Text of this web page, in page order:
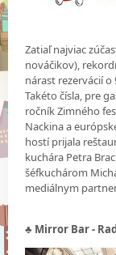
Zatiaľ najviac
nováčikov),
nárast rezervácií
Takéto čísla, pre
ročník Zimného
Nackina a
hostí prijala
kuchára Petra
šéfkuchárom
mediálnym
♣ Mirror Bar -